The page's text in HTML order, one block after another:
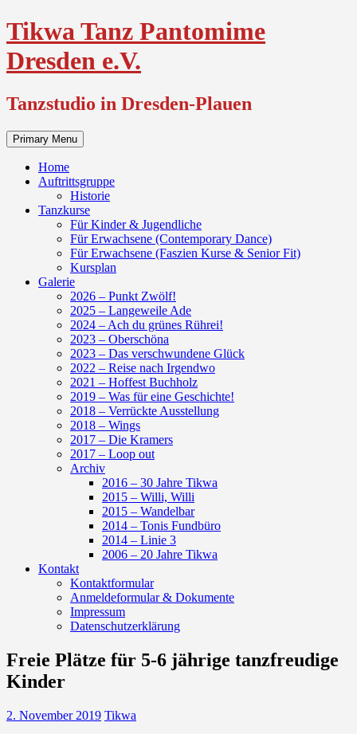
Skip
to
content
Tikwa Tanz Pantomime
Dresden e.V.
Tanzstudio in Dresden-Plauen
Primary Menu
Home
Auftrittsgruppe
Historie
Tanzkurse
Für Kinder & Jugendliche
Für Erwachsene (Contemporary Dance)
Für Erwachsene (Faszien Kurse & Senior Fit)
Kursplan
Galerie
2026 – Punkt Zwölf!
2025 – Langeweile Ade
2024 – Ach du grünes Rührei!
2023 – Oberschöna
2023 – Das verschwundene Glück
2022 – Reise nach Irgendwo
2021 – Hoffest Buchholz
2019 – Was für eine Geschichte!
2018 – Verrückte Ausstellung
2018 – Wings
2017 – Die Kramers
2017 – Loop out
Archiv
2016 – 30 Jahre Tikwa
2015 – Willi, Willi
2015 – Wandelbar
2014 – Tonis Fundbüro
2014 – Linie 3
2006 – 20 Jahre Tikwa
Kontakt
Kontaktformular
Anmeldeformular & Dokumente
Impressum
Datenschutzerklärung
Freie Plätze für 5-6 jährige tanzfreudige
Kinder
2. November 2019 Tikwa